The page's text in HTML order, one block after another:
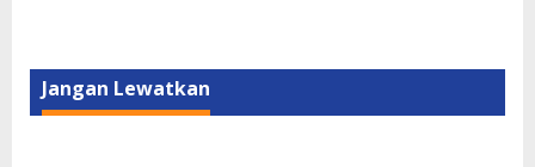
Jangan Lewatkan